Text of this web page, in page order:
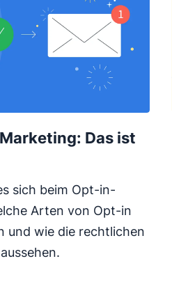
Das ist
sich beim Opt-in-
Arten von Opt-in
und wie die rechtlichen